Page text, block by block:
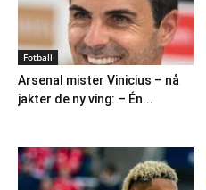
Fotball
Arsenal mister Vinicius – nå
jakter de ny ving: – Én...